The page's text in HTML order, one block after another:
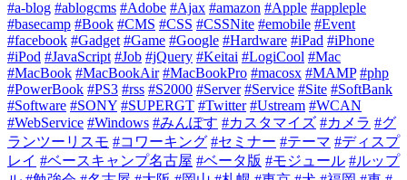
#a-blog #ablogcms #Adobe #Ajax #amazon #Apple #appleple
#basecamp #Book #CMS #CSS #CSSNite #emobile #Event
#facebook #Gadget #Game #Google #Hardware #iPad #iPhone
#iPod #JavaScript #Job #jQuery #Keitai #LogiCool #Mac
#MacBook #MacBookAir #MacBookPro #macosx #MAMP #php
#PowerBook #PS3 #rss #S2000 #Server #Service #Site #SoftBank
#Software #SONY #SUPERGT #Twitter #Ustream #WCAN
#WebService #Windows #みんぽす #カスタマイズ #カメラ #グ
ランツーリスモ #コワーキング #セミナー #テーマ #ディスプ
レイ #ベースキャンプ名古屋 #ベータ版 #モジュール #ルップ